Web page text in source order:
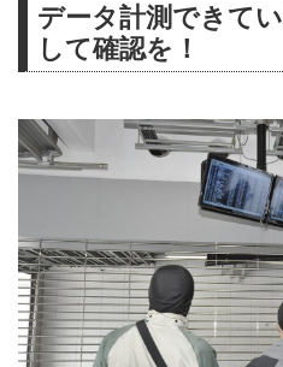
データ計測できて
して確認を！